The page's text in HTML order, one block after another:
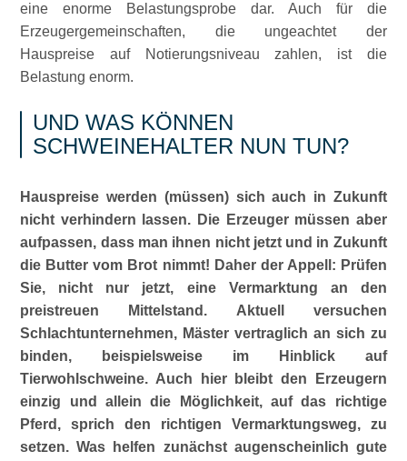
eine enorme Belastungsprobe dar. Auch für die
Erzeugergemeinschaften, die ungeachtet der
Hauspreise auf Notierungsniveau zahlen, ist die
Belastung enorm.
UND WAS KÖNNEN
SCHWEINEHALTER NUN TUN?
Hauspreise werden (müssen) sich auch in Zukunft
nicht verhindern lassen. Die Erzeuger müssen aber
aufpassen, dass man ihnen nicht jetzt und in Zukunft
die Butter vom Brot nimmt! Daher der Appell: Prüfen
Sie, nicht nur jetzt, eine Vermarktung an den
preistreuen Mittelstand. Aktuell versuchen
Schlachtunternehmen, Mäster vertraglich an sich zu
binden, beispielsweise im Hinblick auf
Tierwohlschweine. Auch hier bleibt den Erzeugern
einzig und allein die Möglichkeit, auf das richtige
Pferd, sprich den richtigen Vermarktungsweg, zu
setzen. Was helfen zunächst augenscheinlich gute